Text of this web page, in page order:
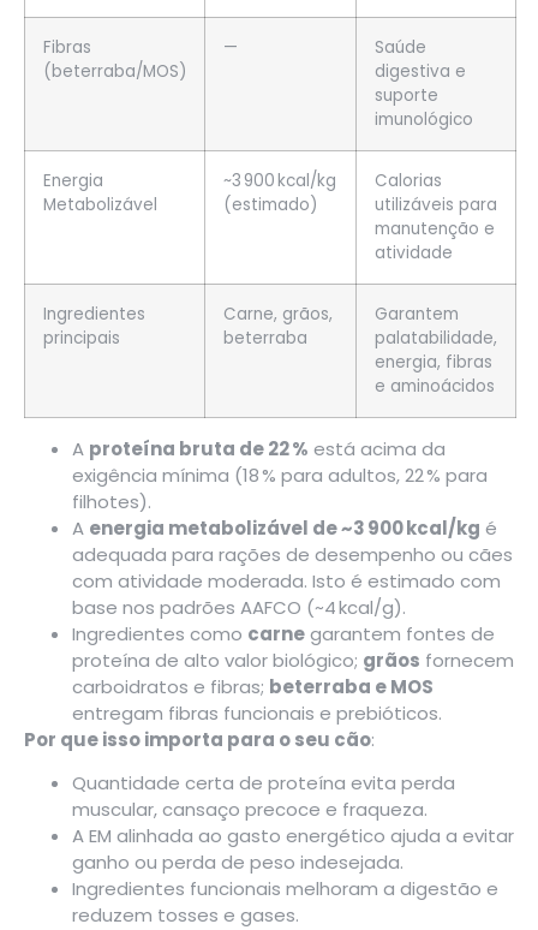
Fibras
(beterraba/MOS)
—
Saúde
digestiva e
suporte
imunológico
Energia
Metabolizável
~3 900 kcal/kg
(estimado)
Calorias
utilizáveis para
manutenção e
atividade
Ingredientes
principais
Carne, grãos,
beterraba
Garantem
palatabilidade,
energia, fibras
e aminoácidos
A proteína bruta de 22 % está acima da
exigência mínima (18 % para adultos, 22 % para
filhotes).
A energia metabolizável de ~3 900 kcal/kg é
adequada para rações de desempenho ou cães
com atividade moderada. Isto é estimado com
base nos padrões AAFCO (~4 kcal/g).
Ingredientes como carnegarantem fontes de
proteína de alto valor biológico; grãos fornecem
carboidratos e fibras; beterraba e MOS
entregam fibras funcionais e prebióticos.
Por que isso importa para o seu cão:
Quantidade certa de proteína evita perda
muscular, cansaço precoce e fraqueza.
A EM alinhada ao gasto energético ajuda a evitar
ganho ou perda de peso indesejada.
Ingredientes funcionais melhoram a digestão e
reduzem tosses e gases.